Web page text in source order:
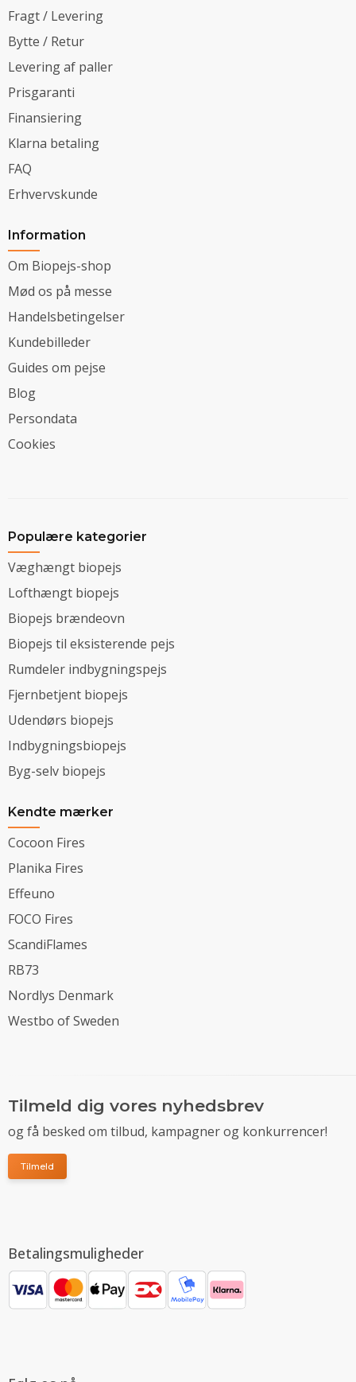
Fragt / Levering
Bytte / Retur
Levering af paller
Prisgaranti
Finansiering
Klarna betaling
FAQ
Erhvervskunde
Information
Om Biopejs-shop
Mød os på messe
Handelsbetingelser
Kundebilleder
Guides om pejse
Blog
Persondata
Cookies
Populære kategorier
Væghængt biopejs
Lofthængt biopejs
Biopejs brændeovn
Biopejs til eksisterende pejs
Rumdeler indbygningspejs
Fjernbetjent biopejs
Udendørs biopejs
Indbygningsbiopejs
Byg-selv biopejs
Kendte mærker
Cocoon Fires
Planika Fires
Effeuno
FOCO Fires
ScandiFlames
RB73
Nordlys Denmark
Westbo of Sweden
Tilmeld dig vores nyhedsbrev
og få besked om tilbud, kampagner og konkurrencer!
Tilmeld
Betalingsmuligheder